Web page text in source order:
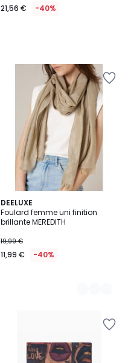
21,56 € -40%
DEELUXE
Foulard femme uni finition
brillante MEREDITH
19,99 €
11,99 € -40%
4
Couleurs